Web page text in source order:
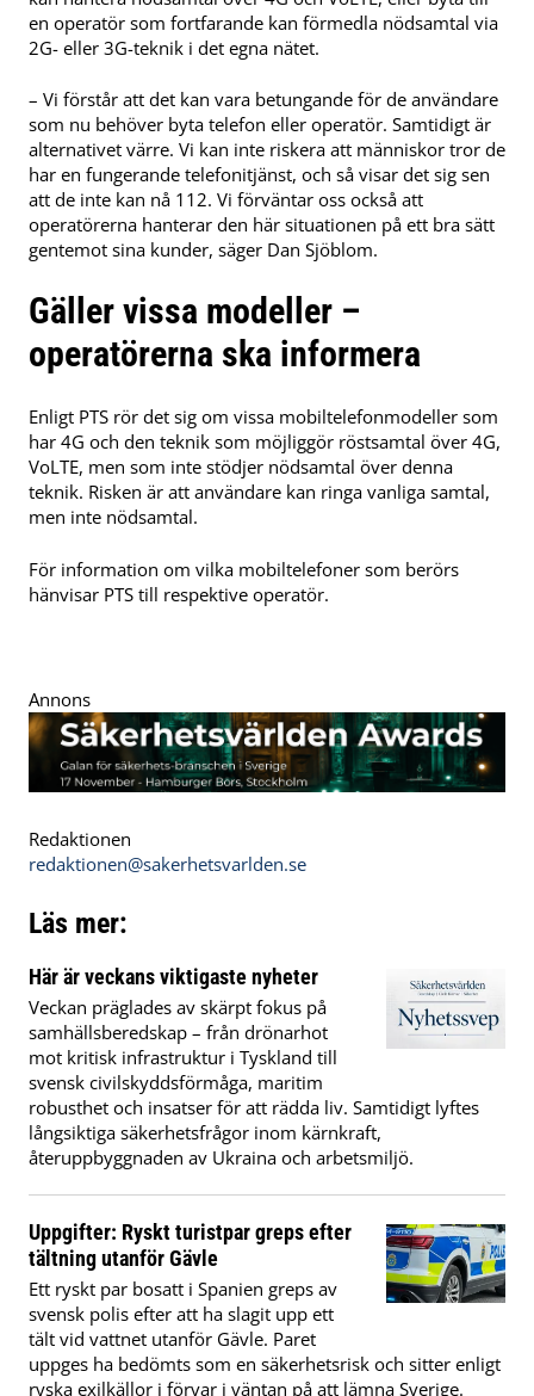
en operatör som fortfarande kan förmedla nödsamtal via
2G- eller 3G-teknik i det egna nätet.
– Vi förstår att det kan vara betungande för de användare
som nu behöver byta telefon eller operatör. Samtidigt är
alternativet värre. Vi kan inte riskera att människor tror de
har en fungerande telefonitjänst, och så visar det sig sen
att de inte kan nå 112. Vi förväntar oss också att
operatörerna hanterar den här situationen på ett bra sätt
gentemot sina kunder, säger Dan Sjöblom.
Gäller vissa modeller –
operatörerna ska informera
Enligt PTS rör det sig om vissa mobiltelefonmodeller som
har 4G och den teknik som möjliggör röstsamtal över 4G,
VoLTE, men som inte stödjer nödsamtal över denna
teknik. Risken är att användare kan ringa vanliga samtal,
men inte nödsamtal.
För information om vilka mobiltelefoner som berörs
hänvisar PTS till respektive operatör.
Annons
Redaktionen
redaktionen@sakerhetsvarlden.se
Läs mer:
Här är veckans viktigaste nyheter
Veckan präglades av skärpt fokus på
samhällsberedskap – från drönarhot
mot kritisk infrastruktur i Tyskland till
svensk civilskyddsförmåga, maritim
robusthet och insatser för att rädda liv. Samtidigt lyftes
långsiktiga säkerhetsfrågor inom kärnkraft,
återuppbyggnaden av Ukraina och arbetsmiljö.
Uppgifter: Ryskt turistpar greps efter
tältning utanför Gävle
Ett ryskt par bosatt i Spanien greps av
svensk polis efter att ha slagit upp ett
tält vid vattnet utanför Gävle. Paret
uppges ha bedömts som en säkerhetsrisk och sitter enligt
ryska exilkällor i förvar i väntan på att lämna Sverige.